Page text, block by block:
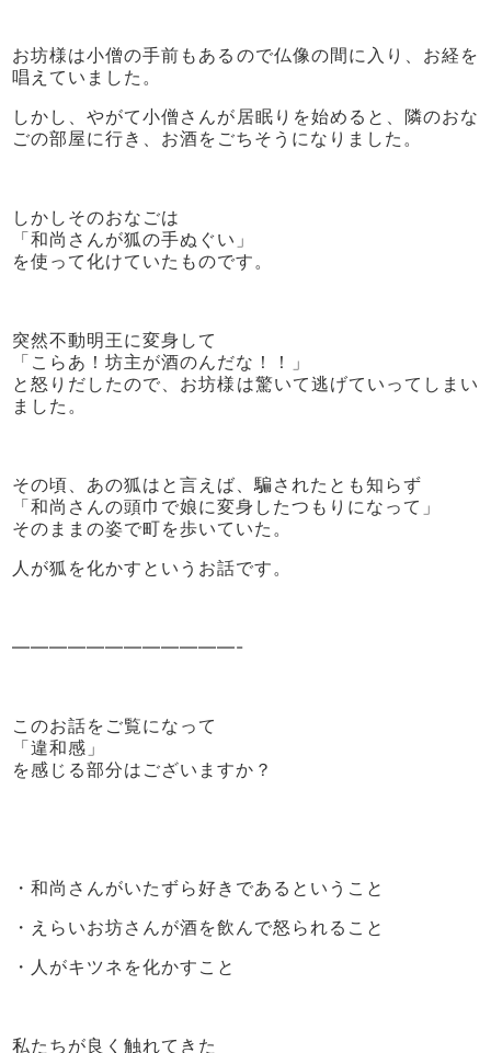
お坊様は小僧の手前もあるので仏像の間に入り、お経を
唱えていました。
しかし、やがて小僧さんが居眠りを始めると、隣のおな
ごの部屋に行き、お酒をごちそうになりました。
しかしそのおなごは
「和尚さんが狐の手ぬぐい」
を使って化けていたものです。
突然不動明王に変身して
「こらあ！坊主が酒のんだな！！」
と怒りだしたので、お坊様は驚いて逃げていってしまい
ました。
その頃、あの狐はと言えば、騙されたとも知らず
「和尚さんの頭巾で娘に変身したつもりになって」
そのままの姿で町を歩いていた。
人が狐を化かすというお話です。
————————————-
このお話をご覧になって
「違和感」
を感じる部分はございますか？
・和尚さんがいたずら好きであるということ
・えらいお坊さんが酒を飲んで怒られること
・人がキツネを化かすこと
私たちが良く触れてきた